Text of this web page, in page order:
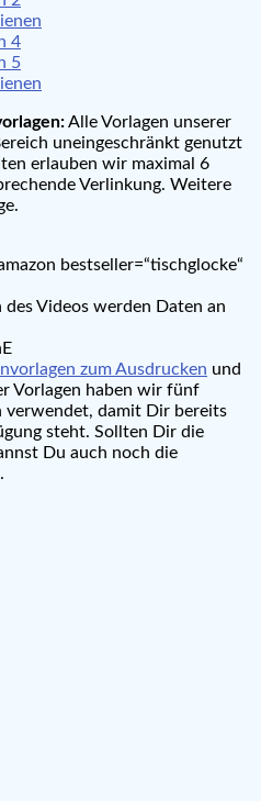
Alle Vorlagen unserer
uneingeschränkt genutzt
erlauben wir maximal 6
Verlinkung. Weitere
bestseller=“tischglocke“
des Videos werden Daten an
zum Ausdrucken und
Vorlagen haben wir fünf
damit Dir bereits
steht. Sollten Dir die
Du auch noch die